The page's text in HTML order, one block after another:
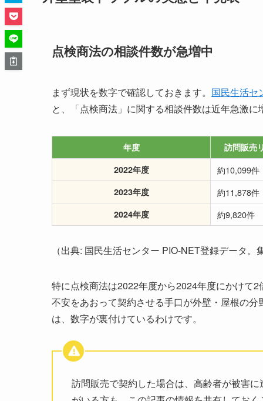
点検商法の相談件数が急増中
まず現状を数字で確認しておきます。 国民生活セ
と、「点検商法」に関する相談件数は近年急激に
年度
訪問販売
2022年度
約10,099件
2023年度 約11,878件
2024年度 約9,820件
（出典: 国民生活センター PIO-NET登録データ
特に点検商法は2022年度から2024年度にかけて
不安をあおって契約させる手口が外壁・屋根の
は、数字が裏付けているわけです。
訪問販売で契約した場合は、高齢者が被害